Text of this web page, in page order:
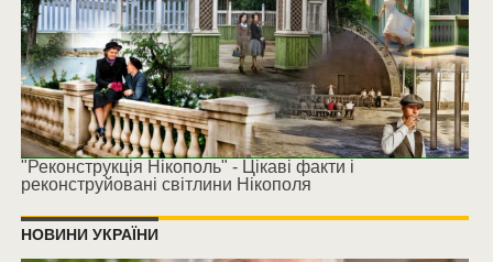
"Реконструкція Нікополь" - Цікаві факти і
реконструйовані світлини Нікополя
НОВИНИ УКРАЇНИ